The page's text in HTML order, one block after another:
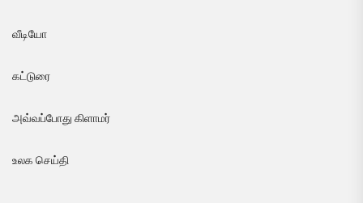
வீடியோ
கட்டுரை
அவ்வப்போது கிளாமர்
உலக செய்தி